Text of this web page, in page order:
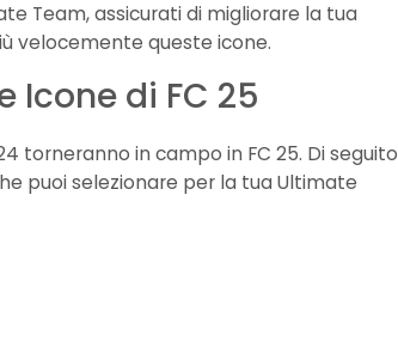
Team, assicurati di migliorare la tua
velocemente queste icone.
Icone di FC 25
torneranno in campo in FC 25. Di seguito
puoi selezionare per la tua Ultimate